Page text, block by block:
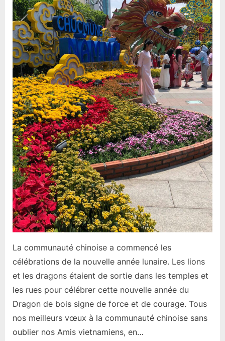
à
nos
Amis
La communauté chinoise a commencé les
célébrations de la nouvelle année lunaire. Les lions
et les dragons étaient de sortie dans les temples et
les rues pour célébrer cette nouvelle année du
Dragon de bois signe de force et de courage. Tous
nos meilleurs vœux à la communauté chinoise sans
oublier nos Amis vietnamiens, en…